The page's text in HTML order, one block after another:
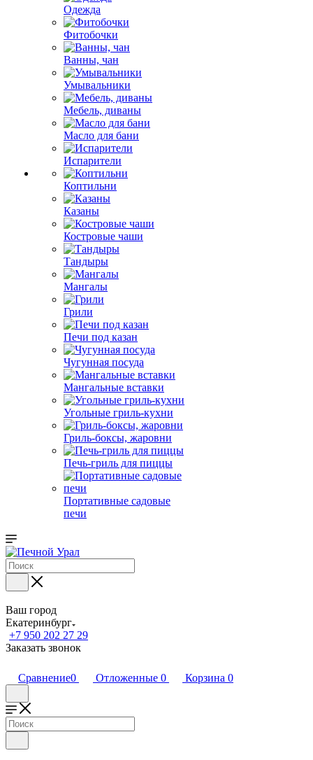
Одежда
Фитобочки
Ванны, чан
Умывальники
Мебель, диваны
Масло для бани
Испарители
Коптильни
Казаны
Костровые чаши
Тандыры
Мангалы
Грили
Печи под казан
Чугунная посуда
Мангальные вставки
Угольные гриль-кухни
Гриль-боксы, жаровни
Печь-гриль для пиццы
Портативные садовые
печи
Ваш город
Екатеринбург
+7 950 202 27 29
Заказать звонок
Сравнение0 Отложенные 0 Корзина 0